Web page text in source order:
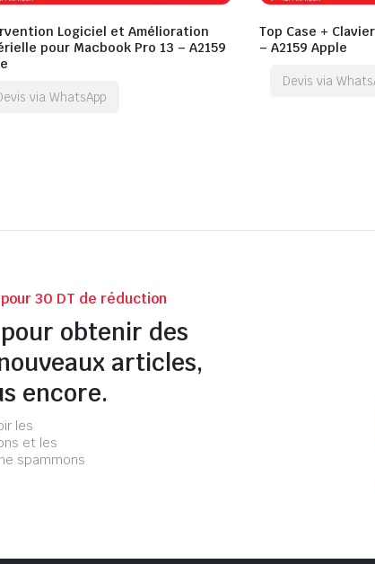
Logiciel et Amélioration
pour Macbook Pro 13 – A2159
via WhatsApp
Top Case +
– A2159 Apple
Devis via
30 DT de réduction
obtenir des
articles,
encore.
les
et les
spammons